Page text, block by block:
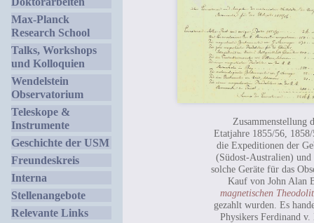
Max-Planck
Research School
Talks, Workshops
und Kolloquien
Wendelstein
Observatorium
Teleskope &
Instrumente
Geschichte der USM
Freundeskreis
Interna
Stellenangebote
Relevante Links
Zusammenstellung
Etatjahre 1855/56,
die Expeditionen der
(Südost-Australien)
solche Geräte für das
Kauf von John Alan
magnetischen
gezahlt wurden. Es
Physikers Ferdinand v.